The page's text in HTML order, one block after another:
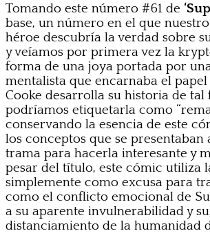
Tomando este número #61 de
base, un número en el que nuestro
héroe descubría la verdad sobre
y veíamos por primera vez la
forma de una joya portada por
mentalista que encarnaba el
Cooke desarrolla su historia de tal
podríamos etiquetarla como
conservando la esencia de este
los conceptos que se
trama para hacerla interesante y
pesar del título, este cómic utiliza
simplemente como excusa para
como el conflicto emocional de
a su aparente invulnerabilidad y su
distanciamiento de la humanidad